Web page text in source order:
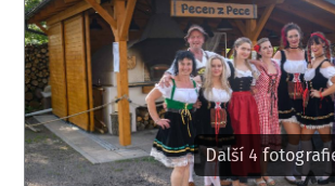
Další 4